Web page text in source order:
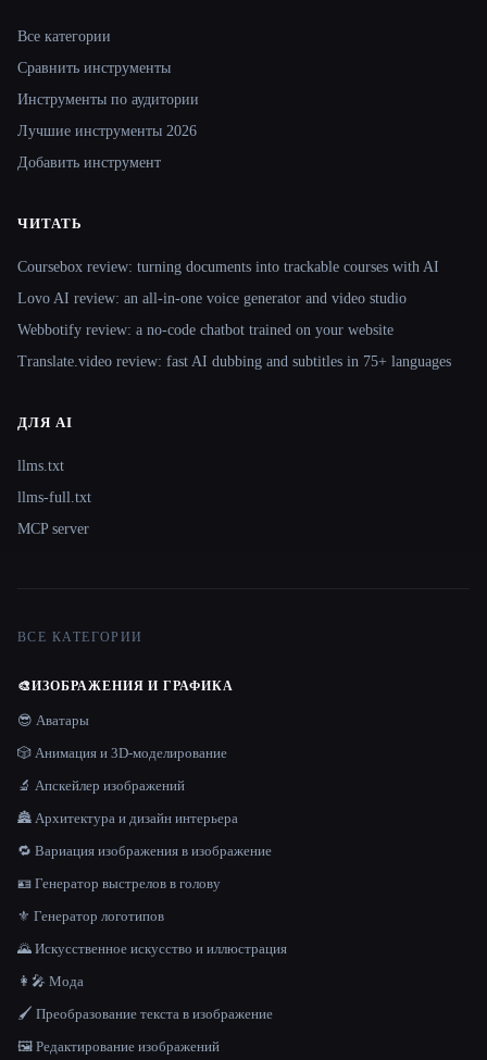
Site navigation
Все категории
Сравнить инструменты
Инструменты по аудитории
Лучшие инструменты 2026
Добавить инструмент
ЧИТАТЬ
Coursebox review: turning documents into trackable courses with AI
Lovo AI review: an all-in-one voice generator and video studio
Webbotify review: a no-code chatbot trained on your website
Translate.video review: fast AI dubbing and subtitles in 75+ languages
ДЛЯ AI
llms.txt
llms-full.txt
MCP server
ВСЕ КАТЕГОРИИ
🎨ИЗОБРАЖЕНИЯ И ГРАФИКА
😎 Аватары
🎲 Анимация и 3D-моделирование
🔬 Апскейлер изображений
🏯 Архитектура и дизайн интерьера
🔁 Вариация изображения в изображение
🪪 Генератор выстрелов в голову
⚜️ Генератор логотипов
🌄 Искусственное искусство и иллюстрация
👩‍🎤 Мода
🖌️ Преобразование текста в изображение
🖼️ Редактирование изображений